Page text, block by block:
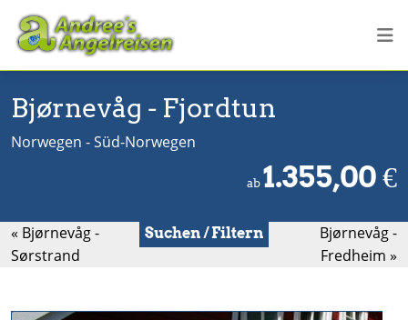
Bjørnevåg - Fjordtun
Norwegen - Süd-Norwegen
ab 1.355,00€
« Bjørnevåg -
Sørstrand
Suchen / Filtern
Bjørnevåg -
Fredheim »